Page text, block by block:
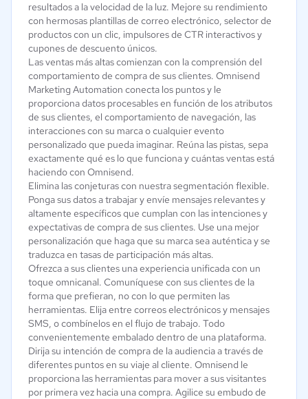
resultados a la velocidad de la luz. Mejore su rendimiento
con hermosas plantillas de correo electrónico, selector de
productos con un clic, impulsores de CTR interactivos y
cupones de descuento únicos.
Las ventas más altas comienzan con la comprensión del
comportamiento de compra de sus clientes. Omnisend
Marketing Automation conecta los puntos y le
proporciona datos procesables en función de los atributos
de sus clientes, el comportamiento de navegación, las
interacciones con su marca o cualquier evento
personalizado que pueda imaginar. Reúna las pistas, sepa
exactamente qué es lo que funciona y cuántas ventas está
haciendo con Omnisend.
Elimina las conjeturas con nuestra segmentación flexible.
Ponga sus datos a trabajar y envíe mensajes relevantes y
altamente específicos que cumplan con las intenciones y
expectativas de compra de sus clientes. Use una mejor
personalización que haga que su marca sea auténtica y se
traduzca en tasas de participación más altas.
Ofrezca a sus clientes una experiencia unificada con un
toque omnicanal. Comuníquese con sus clientes de la
forma que prefieran, no con lo que permiten las
herramientas. Elija entre correos electrónicos y mensajes
SMS, o combínelos en el flujo de trabajo. Todo
convenientemente embalado dentro de una plataforma.
Dirija su intención de compra de la audiencia a través de
diferentes puntos en su viaje al cliente. Omnisend le
proporciona las herramientas para mover a sus visitantes
por primera vez hacia una compra. Agilice su embudo de